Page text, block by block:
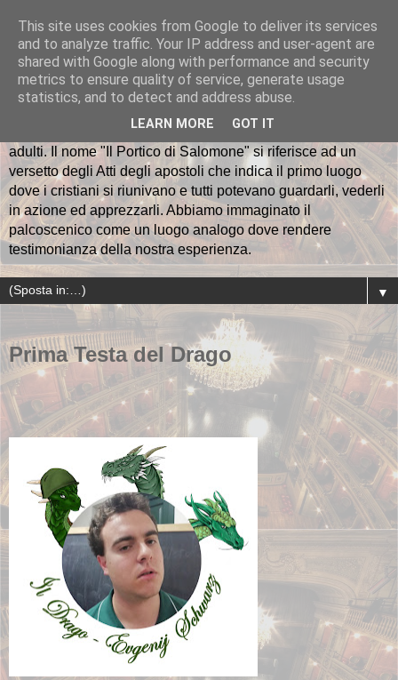
Il Portico di Salomone
La Compagnia teatrale "Il Portico di Salomone" nasce a
una regista, 36 attori, 3 musicisti e un gruppo di collaboratori
adulti. Il nome "Il Portico di Salomone" si riferisce ad un
versetto degli Atti degli apostoli che indica il primo luogo
dove i cristiani si riunivano e tutti potevano guardarli, vederli
in azione ed apprezzarli. Abbiamo immaginato il
palcoscenico come un luogo analogo dove rendere
testimonianza della nostra esperienza.
▼
Prima Testa del Drago
This site uses cookies from Google to deliver its services
and to analyze traffic. Your IP address and user-agent are
shared with Google along with performance and security
metrics to ensure quality of service, generate usage
statistics, and to detect and address abuse.
LEARN MORE GOT IT